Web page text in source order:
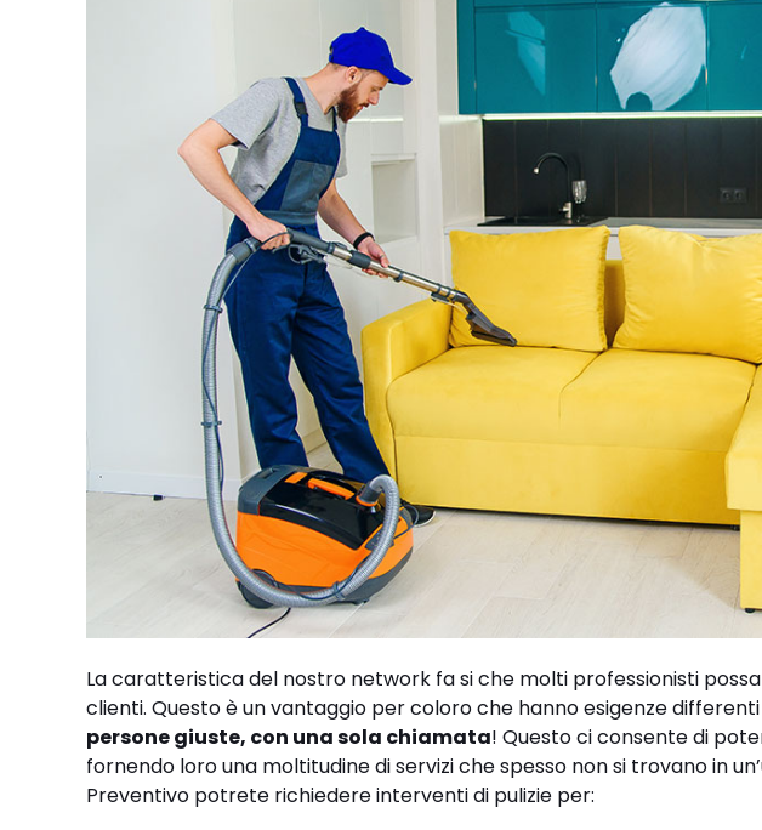
La caratteristica del nostro network fa si che molti professionisti
clienti. Questo è un vantaggio per coloro che hanno esigenze
persone giuste, con una sola chiamata! Questo ci consente di
fornendo loro una moltitudine di servizi che spesso non si trovano in
Preventivo potrete richiedere interventi di pulizie per: